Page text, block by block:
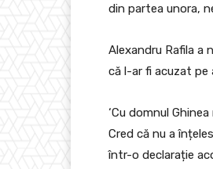
din partea unora,
Alexandru Rafila a
că l-ar fi acuzat pe
‘Cu domnul
Cred că nu a
într-o declarație